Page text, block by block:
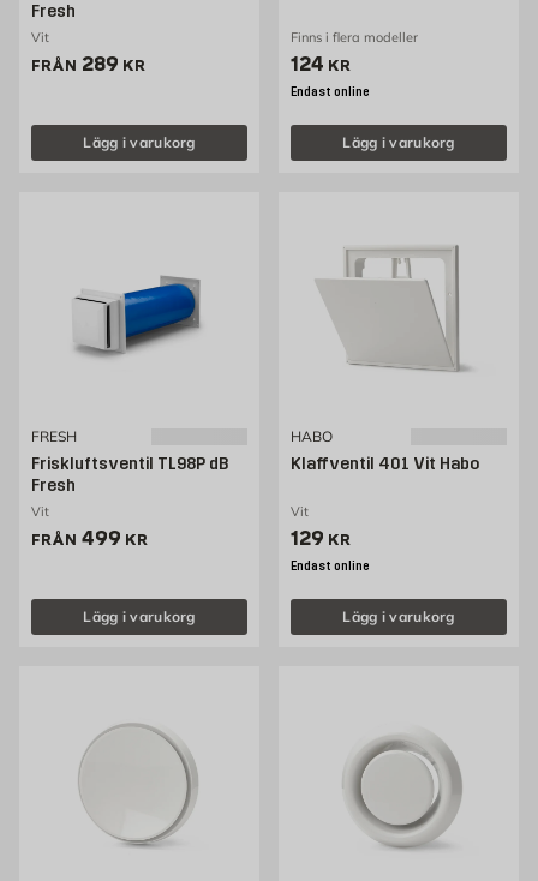
Fresh
Vit
FRÅN Pris 289 kr
289 KR
Lägg i varukorg
Finns i flera modeller
Pris 124 kr
124 KR
Endast online
Lägg i varukorg
FRESH
Friskluftsventil TL98P dB
Fresh
Vit
FRÅN Pris 499 kr
499 KR
Lägg i varukorg
HABO
Klaffventil 401 Vit Habo
Vit
Pris 129 kr
129 KR
Endast online
Lägg i varukorg